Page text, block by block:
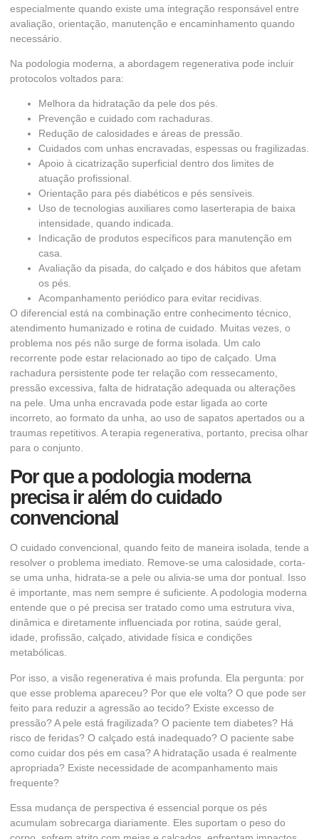
especialmente quando existe uma integração responsável entre
avaliação, orientação, manutenção e encaminhamento quando
necessário.
Na podologia moderna, a abordagem regenerativa pode incluir
protocolos voltados para:
Melhora da hidratação da pele dos pés.
Prevenção e cuidado com rachaduras.
Redução de calosidades e áreas de pressão.
Cuidados com unhas encravadas, espessas ou fragilizadas.
Apoio à cicatrização superficial dentro dos limites de
atuação profissional.
Orientação para pés diabéticos e pés sensíveis.
Uso de tecnologias auxiliares como laserterapia de baixa
intensidade, quando indicada.
Indicação de produtos específicos para manutenção em
casa.
Avaliação da pisada, do calçado e dos hábitos que afetam
os pés.
Acompanhamento periódico para evitar recidivas.
O diferencial está na combinação entre conhecimento técnico,
atendimento humanizado e rotina de cuidado. Muitas vezes, o
problema nos pés não surge de forma isolada. Um calo
recorrente pode estar relacionado ao tipo de calçado. Uma
rachadura persistente pode ter relação com ressecamento,
pressão excessiva, falta de hidratação adequada ou alterações
na pele. Uma unha encravada pode estar ligada ao corte
incorreto, ao formato da unha, ao uso de sapatos apertados ou a
traumas repetitivos. A terapia regenerativa, portanto, precisa olhar
para o conjunto.
Por que a podologia moderna
precisa ir além do cuidado
convencional
O cuidado convencional, quando feito de maneira isolada, tende a
resolver o problema imediato. Remove-se uma calosidade, corta-
se uma unha, hidrata-se a pele ou alivia-se uma dor pontual. Isso
é importante, mas nem sempre é suficiente. A podologia moderna
entende que o pé precisa ser tratado como uma estrutura viva,
dinâmica e diretamente influenciada por rotina, saúde geral,
idade, profissão, calçado, atividade física e condições
metabólicas.
Por isso, a visão regenerativa é mais profunda. Ela pergunta: por
que esse problema apareceu? Por que ele volta? O que pode ser
feito para reduzir a agressão ao tecido? Existe excesso de
pressão? A pele está fragilizada? O paciente tem diabetes? Há
risco de feridas? O calçado está inadequado? O paciente sabe
como cuidar dos pés em casa? A hidratação usada é realmente
apropriada? Existe necessidade de acompanhamento mais
frequente?
Essa mudança de perspectiva é essencial porque os pés
acumulam sobrecarga diariamente. Eles suportam o peso do